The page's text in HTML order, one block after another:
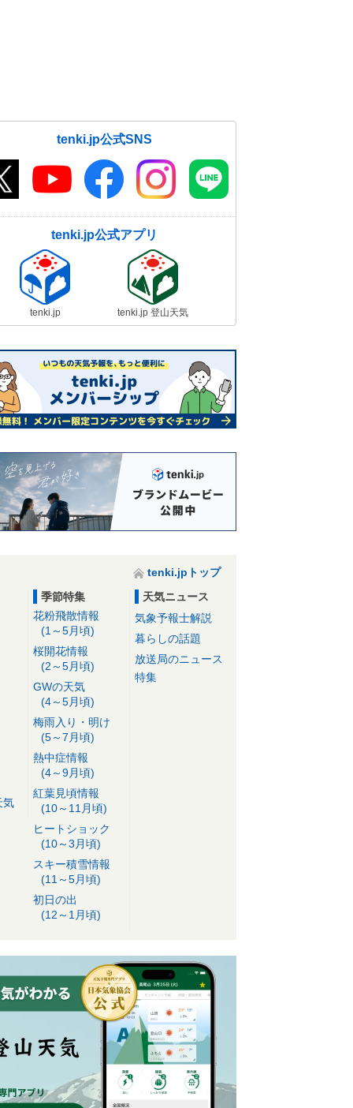
tenki.jp公式SNS
tenki.jp公式アプリ
tenki.jp tenki.jp 登山天気
tenki.jpトップ
気
季節特集
花粉飛散情報
(1～5月頃)
桜開花情報
(2～5月頃)
GWの天気
(4～5月頃)
梅雨入り・明け
(5～7月頃)
熱中症情報
(4～9月頃)
紅葉見頃情報
(10～11月頃)
ヒートショック
(10～3月頃)
スキー積雪情報
(11～5月頃)
初日の出
(12～1月頃)
天気ニュース
気象予報士解説
暮らしの話題
放送局のニュース
特集